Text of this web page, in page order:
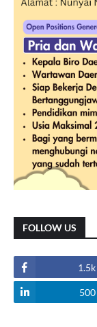
FOLLOW US
1.5k
500